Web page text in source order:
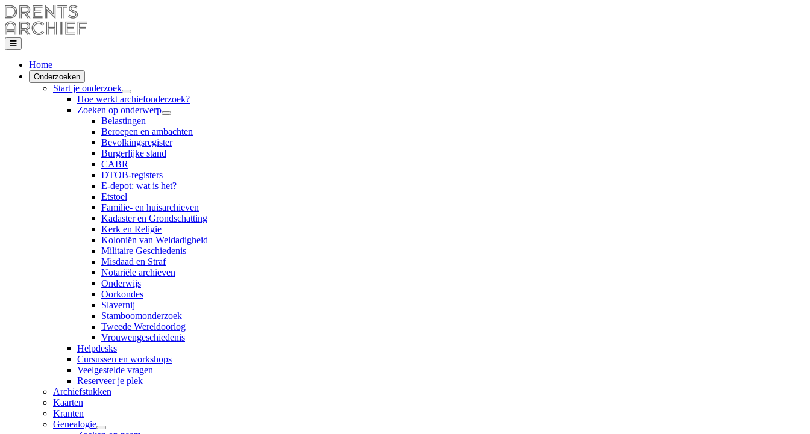
Home
Onderzoeken
Start je onderzoek
Hoe werkt archiefonderzoek?
Zoeken op onderwerp
Belastingen
Beroepen en ambachten
Bevolkingsregister
Burgerlijke stand
CABR
DTOB-registers
E-depot: wat is het?
Etstoel
Familie- en huisarchieven
Kadaster en Grondschatting
Kerk en Religie
Koloniën van Weldadigheid
Militaire Geschiedenis
Misdaad en Straf
Notariële archieven
Onderwijs
Oorkondes
Slavernij
Stamboomonderzoek
Tweede Wereldoorlog
Vrouwengeschiedenis
Helpdesks
Cursussen en workshops
Veelgestelde vragen
Reserveer je plek
Archiefstukken
Kaarten
Kranten
Genealogie